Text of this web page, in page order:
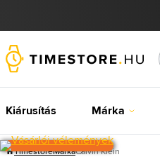
Kiárusítás Márka
TimestoreMárkaCalvin Klein